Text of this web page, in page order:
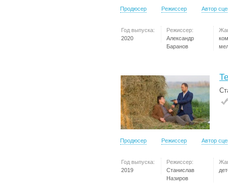
Продюсер Режиссер Автор
Год выпуска:
2020
Режиссер:
Александр
Баранов
Продюсер Режиссер Автор
Год выпуска:
2019
Режиссер:
Станислав
Назиров